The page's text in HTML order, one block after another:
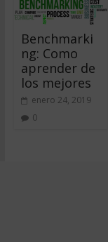
Benchmarki
ng: Como
aprender de
los mejores
enero 24, 2019
0